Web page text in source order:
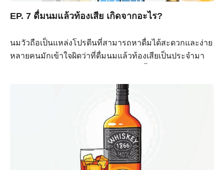
EP. 7 ดื่มนมแล้วท้องเสีย เกิดจากอะไร?
นมวัวถือเป็นแหล่งโปรตีนที่สามารถหาดื่มได้สะดวกและง่าย
หลายคนมักเข้าใจผิดว่าที่ดื่มนมแล้วท้องเสียเป็นประจำมา